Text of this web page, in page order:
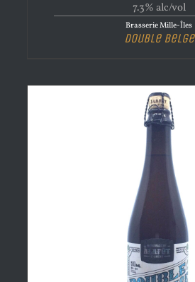
7.3% alc/vol
Brasserie Mille-Îles
Double Belge